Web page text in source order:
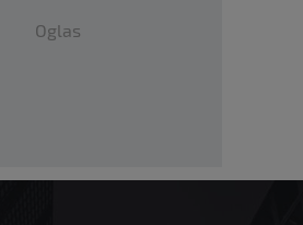
Oglas